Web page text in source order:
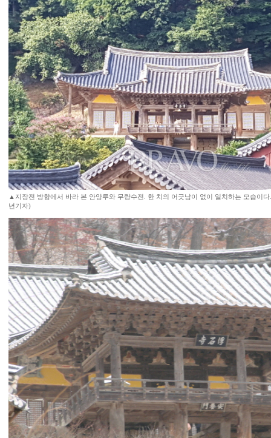
▲지장전 방향에서 바라 본 안양루와 무량수전. 한 치의 어긋남이 없이 일치하는 모습이
년기자)